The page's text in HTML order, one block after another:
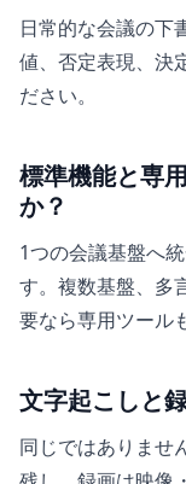
日常的な会議の下
値、否定表現、決
ださい。
標準機能と専
か？
1つの会議基盤へ
す。複数基盤、多
要なら専用ツール
文字起こしと
同じではありませ